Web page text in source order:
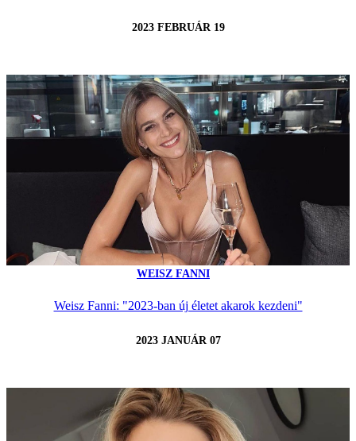
2023 FEBRUÁR 19
WEISZ FANNI
Weisz Fanni: "2023-ban új életet akarok kezdeni"
2023 JANUÁR 07